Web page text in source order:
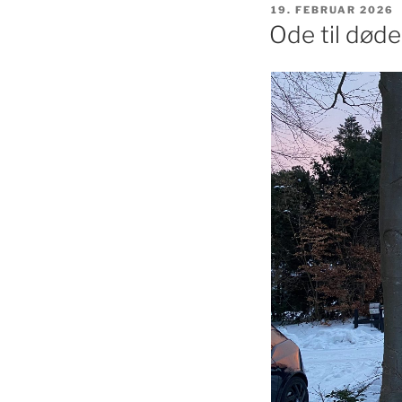
UDGIVET
DEN
19. FEBRUAR 2026
Ode til